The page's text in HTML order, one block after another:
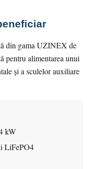
din gama UZINEX de
pentru alimentarea unui
și a sculelor auxiliare
kW
LiFePO4